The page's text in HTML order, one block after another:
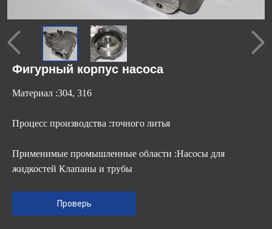
Фигурный корпус насоса
Материал :304, 316
Процесс производства :точного литья
Применимые промышленные области :Насосы для
жидкостей Клапаны и трубы
Проверь